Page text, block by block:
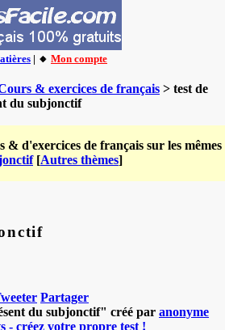
| 🔸 Mon compte
& exercices de français > test de
du subjonctif
& d'exercices de français sur les mêmes
[Autres thèmes]
Partager
du subjonctif" créé par anonyme
- créez votre propre test !